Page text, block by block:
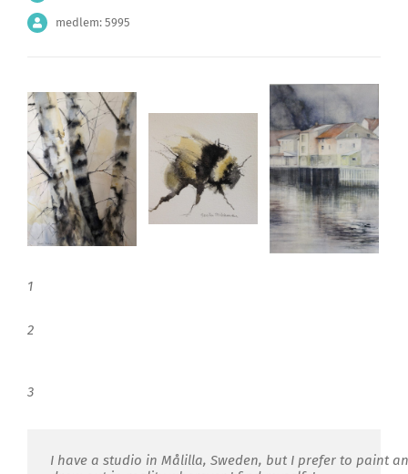
medlem: 5995
1
2
3
I have a studio in Målilla, Sweden, but I prefer to paint